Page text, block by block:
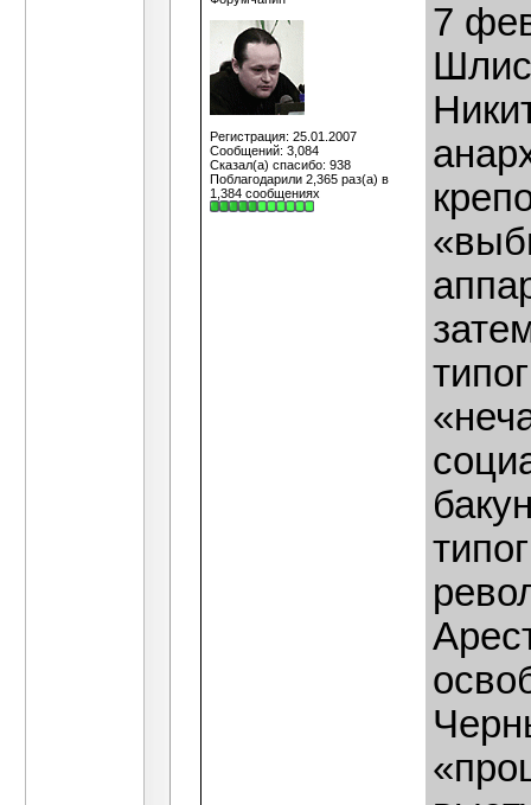
Регистрация: 25.01.2007
Сообщений: 3,084
Сказал(а) спасибо: 938
Поблагодарили 2,365 раз(а) в
1,384 сообщениях
7